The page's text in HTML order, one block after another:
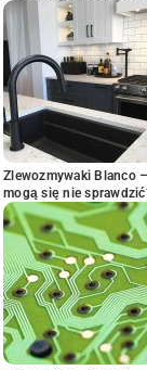
Zlewozmywaki Blanco
mogą się nie